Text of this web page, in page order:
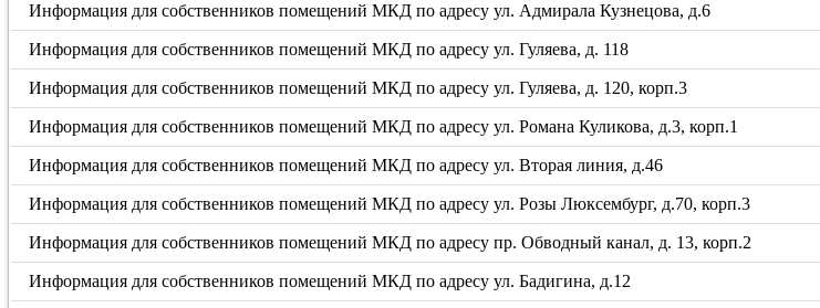
Информация для собственников помещений МКД по адресу ул. Адмирала Кузнецова, д.6
Информация для собственников помещений МКД по адресу ул. Гуляева, д. 118
Информация для собственников помещений МКД по адресу ул. Гуляева, д. 120, корп.3
Информация для собственников помещений МКД по адресу ул. Романа Куликова, д.3, корп.1
Информация для собственников помещений МКД по адресу ул. Вторая линия, д.46
Информация для собственников помещений МКД по адресу ул. Розы Люксембург, д.70, корп.3
Информация для собственников помещений МКД по адресу пр. Обводный канал, д. 13, корп.2
Информация для собственников помещений МКД по адресу ул. Бадигина, д.12